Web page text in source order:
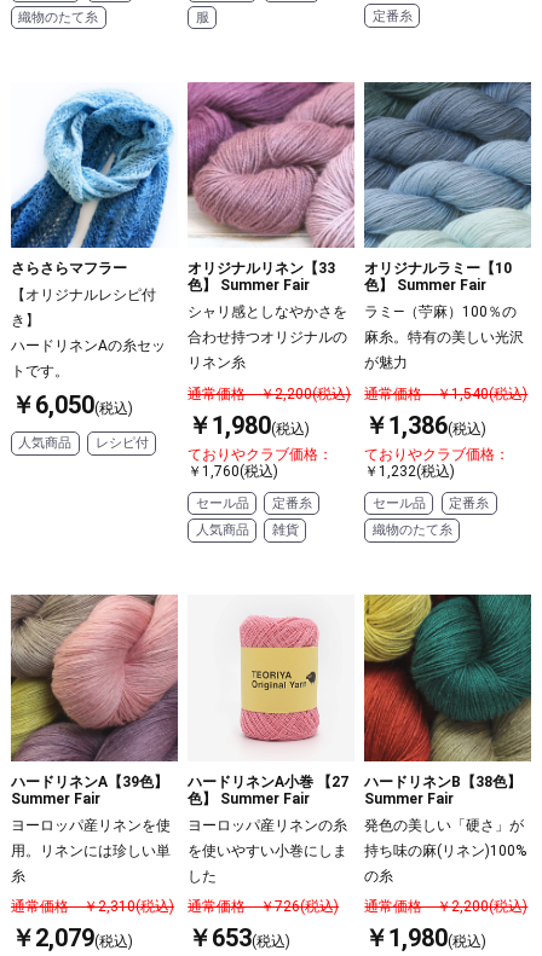
織物のたて糸
服
定番糸
さらさらマフラー
【オリジナルレシピ付
き】
ハードリネンAの糸セッ
トです。
￥6,050(税込)
人気商品 レシピ付
オリジナルリネン【33
色】 Summer Fair
シャリ感としなやかさを
合わせ持つオリジナルの
リネン糸
通常価格 ￥2,200(税込)
￥1,980(税込)
ておりやクラブ価格：
￥1,760(税込)
セール品
定番糸
人気商品
雑貨
オリジナルラミー【10
色】 Summer Fair
ラミ―（苧麻）100％の
麻糸。特有の美しい光沢
が魅力
通常価格 ￥1,540(税込)
￥1,386(税込)
ておりやクラブ価格：
￥1,232(税込)
セール品
定番糸
織物のたて糸
ハードリネンA【39色】
Summer Fair
ヨーロッパ産リネンを使
用。リネンには珍しい単
糸
通常価格 ￥2,310(税込)
￥2,079(税込)
ハードリネンA小巻 【27
色】 Summer Fair
ヨーロッパ産リネンの糸
を使いやすい小巻にしま
した
通常価格 ￥726(税込)
￥653(税込)
ハードリネンB【38色】
Summer Fair
発色の美しい「硬さ」が
持ち味の麻(リネン)100%
の糸
通常価格 ￥2,200(税込)
￥1,980(税込)